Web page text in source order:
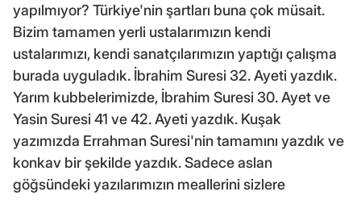
yapılmıyor? Türkiye'nin şartları buna çok müsait.
Bizim tamamen yerli ustalarımızın kendi
ustalarımızı, kendi sanatçılarımızın yaptığı çalışma
burada uyguladık. İbrahim Suresi 32. Ayeti yazdık.
Yarım kubbelerimizde, İbrahim Suresi 30. Ayet ve
Yasin Suresi 41 ve 42. Ayeti yazdık. Kuşak
yazımızda Errahman Suresi'nin tamamını yazdık ve
konkav bir şekilde yazdık. Sadece aslan
göğsündeki yazılarımızın meallerini sizlere